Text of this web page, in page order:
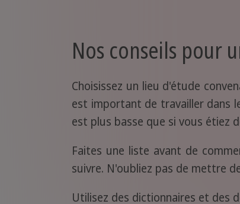
Nos conseils pour
Choisissez un lieu d'étude
est important de travailler dans
est plus basse que si vous étiez
Faites une liste avant de
suivre. N'oubliez pas de mettre
Utilisez des dictionnaires et des